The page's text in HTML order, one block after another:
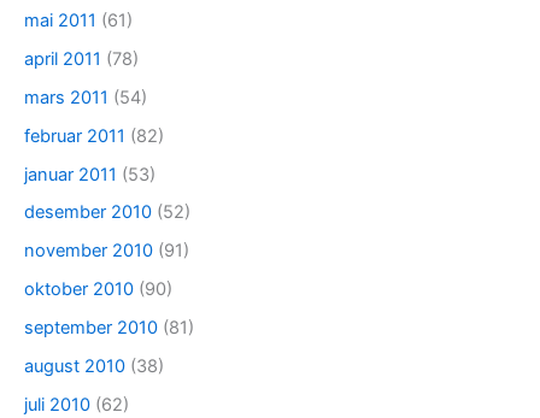
mai 2011 (61)
april 2011 (78)
mars 2011 (54)
februar 2011 (82)
januar 2011 (53)
desember 2010 (52)
november 2010 (91)
oktober 2010 (90)
september 2010 (81)
august 2010 (38)
juli 2010 (62)